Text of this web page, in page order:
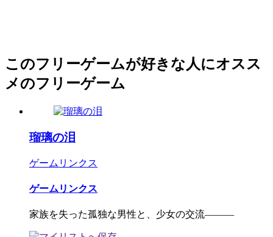
このフリーゲームが好きな人にオスス
メのフリーゲーム
瑠璃の泪
ゲームリンクス
ゲームリンクス
家族を失った孤独な男性と、少女の交流―――